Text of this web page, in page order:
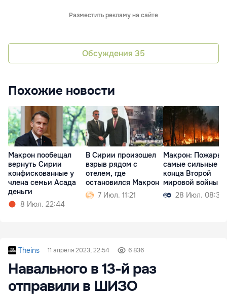
Разместить рекламу на сайте
Обсуждения 35
Похожие новости
Макрон пообещал
вернуть Сирии
конфискованные у
члена семьи Асада
деньги
8 Июл. 22:44
В Сирии произошел
взрыв рядом с
отелем, где
остановился Макрон
7 Июл. 11:21
Макрон: Пожары -
самые сильные с
конца Второй
мировой войны
28 Июл. 08:39
Theins 11 апреля 2023, 22:54 6 836
Навального в 13-й раз
отправили в ШИЗО